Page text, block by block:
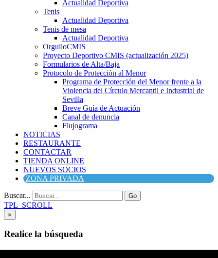
Actualidad Deportiva
Tenis
Actualidad Deportiva
Tenis de mesa
Actualidad Deportiva
OrgulloCMIS
Proyecto Deportivo CMIS (actualización 2025)
Formularios de Alta/Baja
Protocolo de Protección al Menor
Programa de Protección del Menor frente a la
Violencia del Círculo Mercantil e Industrial de
Sevilla
Breve Guía de Actuación
Canal de denuncia
Flujograma
NOTICIAS
RESTAURANTE
CONTACTAR
TIENDA ONLINE
NUEVOS SOCIOS
ZONA PRIVADA
Buscar... Go
TPL_SCROLL
×
Realice la búsqueda